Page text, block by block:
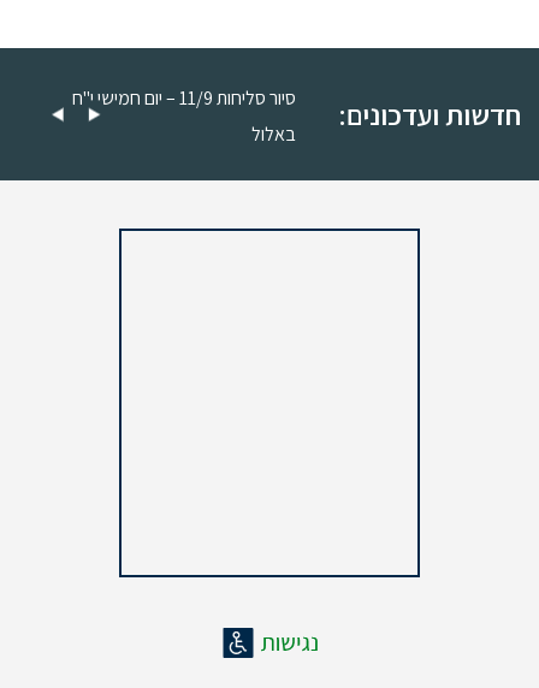
חדשות ועדכונים:
סיור סליחות 11/9 – יום חמישי י"ח
באלול